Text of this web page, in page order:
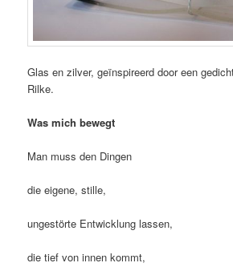
Glas en zilver, geïnspireerd door een
Rilke.
Was mich bewegt
Man muss den Dingen
die eigene, stille,
ungestörte Entwicklung lassen,
die tief von innen kommt,